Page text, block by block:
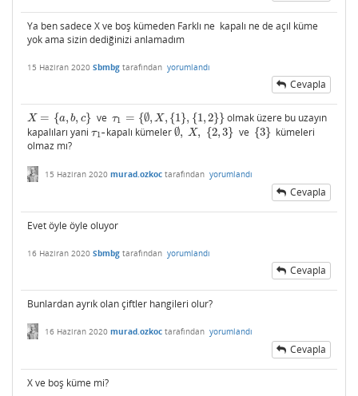
Ya ben sadece X ve boş kümeden Farklı ne kapalı ne de açıl küme
yok ama sizin dediğinizi anlamadım
15 Haziran 2020 Sbmbg tarafından yorumlandı
Cevapla
X = {a, b, c}
X= {a, b,c} ve τ1 = {∅, X, {1}, {1,2}}
τ1 ={∅,X,{1},{ 1,2}}
olmak üzere bu uzayın
kapalıları yani τ1-
τ1-kapalı kümeler∅, X, {2,3}
∅, X,{ ,3} ve {3}
{3} kümeleri
olmaz mı?
15 Haziran 2020 murad.ozkoc tarafından yorumlandı
Cevapla
Evet öyle öyle oluyor
16 Haziran 2020 Sbmbg tarafından yorumlandı
Cevapla
Bunlardan ayrık olan çiftler hangileri olur?
16 Haziran 2020 murad.ozkoc tarafından yorumlandı
Cevapla
X ve boş küme mi?